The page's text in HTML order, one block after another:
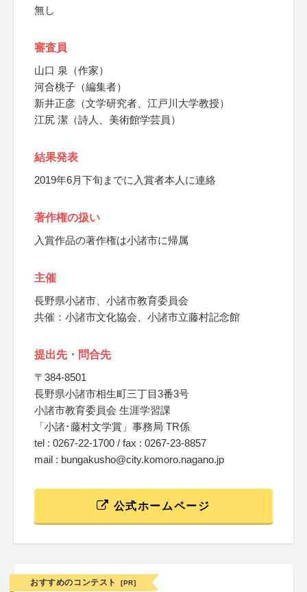
無し
審査員
山口 泉（作家）
河合桃子（編集者）
新井正彦（文学研究者、江戸川大学教授）
江尻 潔（詩人、美術館学芸員）
結果発表
2019年6月下旬までに入賞者本人に連絡
著作権の扱い
入賞作品の著作権は小諸市に帰属
主催
長野県小諸市、小諸市教育委員会
共催：小諸市文化協会、小諸市立藤村記念館
提出先・問合先
〒384-8501
長野県小諸市相生町三丁目3番3号
小諸市教育委員会 生涯学習課
「小諸･藤村文学賞」事務局 TR係
tel : 0267-22-1700 / fax : 0267-23-8857
mail : bungakusho@city.komoro.nagano.jp
公式ホームページ
おすすめのコンテスト [PR]